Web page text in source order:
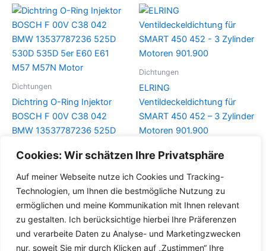
Cookies: Wir schätzen Ihre Privatsphäre
Auf meiner Webseite nutze ich Cookies und Tracking-
Technologien, um Ihnen die bestmögliche Nutzung zu
ermöglichen und meine Kommunikation mit Ihnen relevant
zu gestalten. Ich berücksichtige hierbei Ihre Präferenzen
und verarbeite Daten zu Analyse- und Marketingzwecken
nur, soweit Sie mir durch Klicken auf „Zustimmen“ Ihre
Dichtungen
Dichtring O-Ring Injektor
BOSCH F 00V C38 042
BMW 13537787236 525D
M57 M57N Motor
Details
Dichtungen
ELRING
Ventildeckeldichtung für
SMART 450 452 – 3 Zylinder
Motoren 901.900
Details